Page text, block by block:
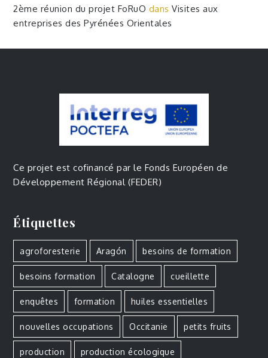
2ème réunion du projet FoRuO dansVisites aux
entreprises des Pyrénées Orientales
Ce projet est cofinancé par le Fonds Européen de
Développement Régional (FEDER)
Étiquettes
agroforesterie Aragón besoins de formation
besoins formation Catalogne cueillette
enquêtes formation huiles essentielles
nouvelles occupations Occitanie petits fruits
production production écologique